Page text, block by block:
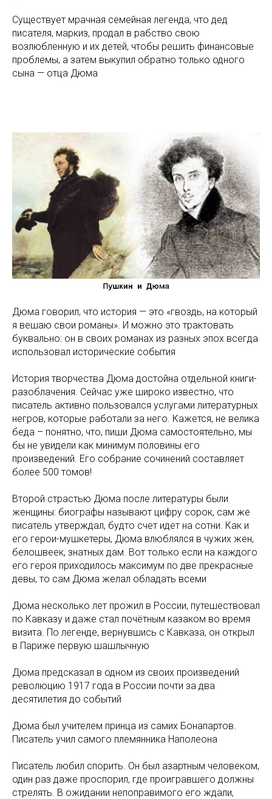
Существует мрачная семейная легенда, что дед
писателя, маркиз, продал в рабство свою
возлюбленную и их детей, чтобы решить финансовые
проблемы, а затем выкупил обратно только одного
сына — отца Дюма
Дюма говорил, что история — это «гвоздь, на который
я вешаю свои романы». И можно это трактовать
буквально: он в своих романах из разных эпох всегда
использовал исторические события
История творчества Дюма достойна отдельной книги-
разоблачения. Сейчас уже широко известно, что
писатель активно пользовался услугами литературных
негров, которые работали за него. Кажется, не велика
беда – понятно, что, пиши Дюма самостоятельно, мы
бы не увидели как минимум половины его
произведений. Его собрание сочинений составляет
более 500 томов!
Второй страстью Дюма после литературы были
женщины: биографы называют цифру сорок, сам же
писатель утверждал, будто счет идет на сотни. Как и
его герои-мушкетеры, Дюма влюблялся в чужих жен,
белошвеек, знатных дам. Вот только если на каждого
его героя приходилось максимум по две прекрасные
девы, то сам Дюма желал обладать всеми
Дюма несколько лет прожил в России, путешествовал
по Кавказу и даже стал почётным казаком во время
визита. По легенде, вернувшись с Кавказа, он открыл
в Париже первую шашлычную
Дюма предсказал в одном из своих произведений
революцию 1917 года в России почти за два
десятилетия до событий
Дюма был учителем принца из самих Бонапартов.
Писатель учил самого племянника Наполеона
Писатель любил спорить. Он был азартным человеком,
один раз даже проспорил, где проигравшего должны
стрелять. В ожидании непоправимого его ждали,